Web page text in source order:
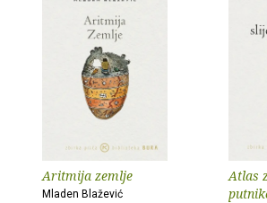
Aritmija zemlje
Mladen Blažević
Atlas